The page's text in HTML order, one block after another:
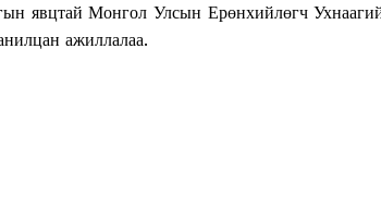
явцтай Монгол Улсын Ерөнхийлөгч
ажиллалаа.